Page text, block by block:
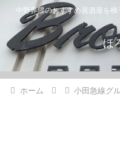
中野界隈のおすすめ居酒屋を
ほ
ホーム 小田急線グ